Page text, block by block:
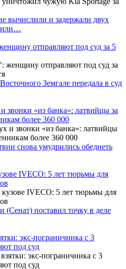
вычислили и задержали двух
отправляют под суд за 5
Земгале передала в суд
звонки «из банка»: латвийцы за
более 360 000
снова умудрились обеднеть
IVECO: 5 лет тюрьмы для
(Сенат) поставил точку в деле
экс-пограничника с 3
под суд